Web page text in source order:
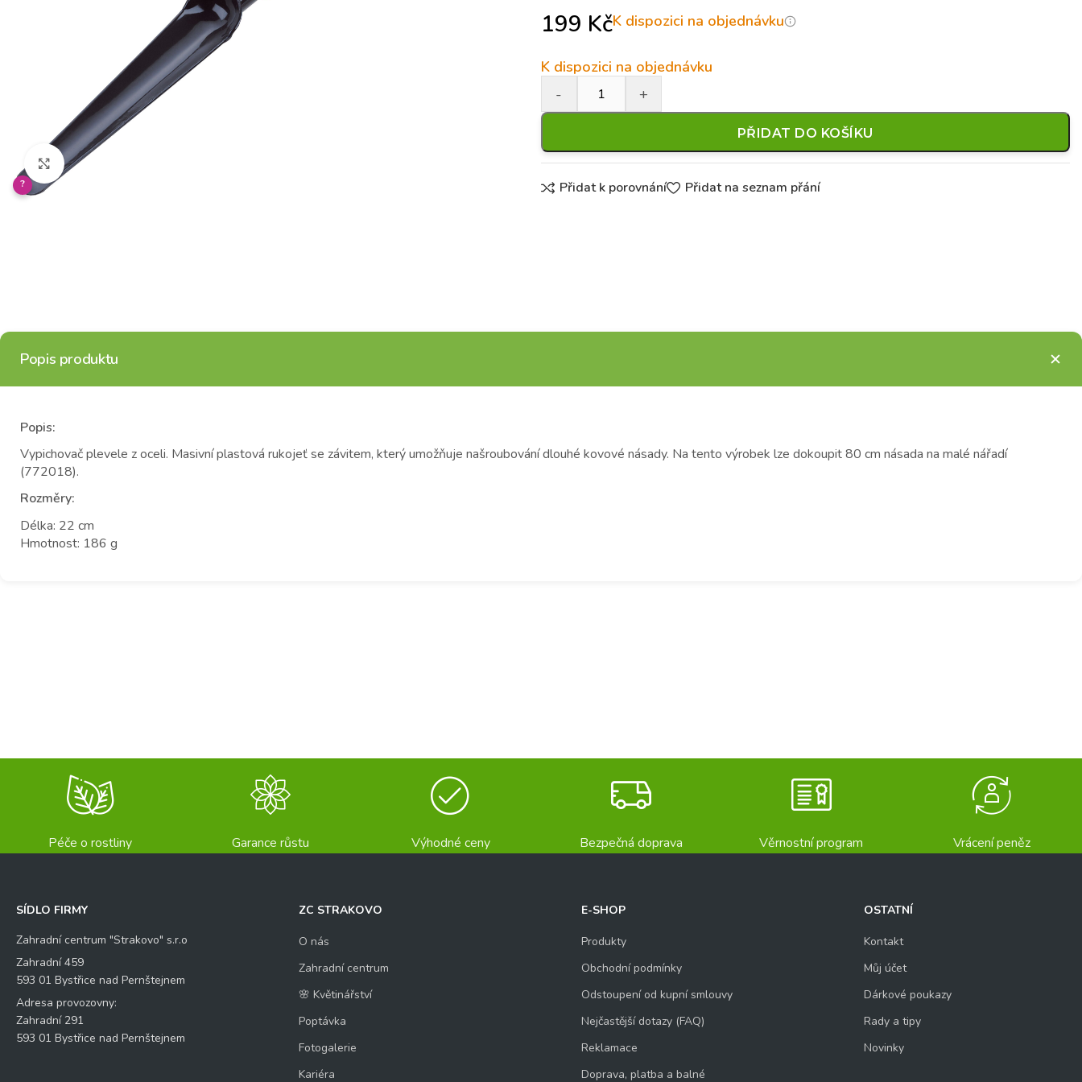
Klikněte pro zvětšení
?
199 KčK dispozici na objednávku
K dispozici na objednávku
PŘIDAT DO KOŠÍKU
Přidat k porovnání Přidat na seznam přání
Popis produktu
Popis:
Vypichovač plevele z oceli. Masivní plastová rukojeť se závitem, který umožňuje našroubování dlouhé kovové násady. Na tento výrobek lze dokoupit 80 cm násada na malé nářadí
(772018).
Rozměry:
Délka: 22 cm
Hmotnost: 186 g
Péče o rostliny Garance růstu Výhodné ceny Bezpečná doprava Věrnostní program Vrácení peněz
SÍDLO FIRMY
Zahradní centrum "Strakovo" s.r.o
Zahradní 459
593 01 Bystřice nad Pernštejnem
Adresa provozovny:
Zahradní 291
593 01 Bystřice nad Pernštejnem
ZC STRAKOVO
O nás
Zahradní centrum
🌸 Květinářství
Poptávka
Fotogalerie
Kariéra
E-SHOP
Produkty
Obchodní podmínky
Odstoupení od kupní smlouvy
Nejčastější dotazy (FAQ)
Reklamace
Doprava, platba a balné
OSTATNÍ
Kontakt
Můj účet
Dárkové poukazy
Rady a tipy
Novinky